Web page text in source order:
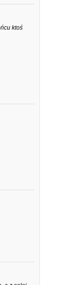
ktoś